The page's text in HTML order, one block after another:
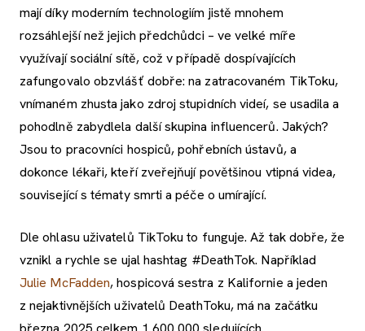
mají díky moderním technologiím jistě mnohem
rozsáhlejší než jejich předchůdci – ve velké míře
využívají sociální sítě, což v případě dospívajících
zafungovalo obzvlášť dobře: na zatracovaném TikToku,
vnímaném zhusta jako zdroj stupidních videí, se usadila a
pohodlně zabydlela další skupina influencerů. Jakých?
Jsou to pracovníci hospiců, pohřebních ústavů, a
dokonce lékaři, kteří zveřejňují povětšinou vtipná videa,
související s tématy smrti a péče o umírající.
Dle ohlasu uživatelů TikToku to funguje. Až tak dobře, že
vznikl a rychle se ujal hashtag #DeathTok. Například
Julie McFadden, hospicová sestra z Kalifornie a jeden
z nejaktivnějších uživatelů DeathToku, má na začátku